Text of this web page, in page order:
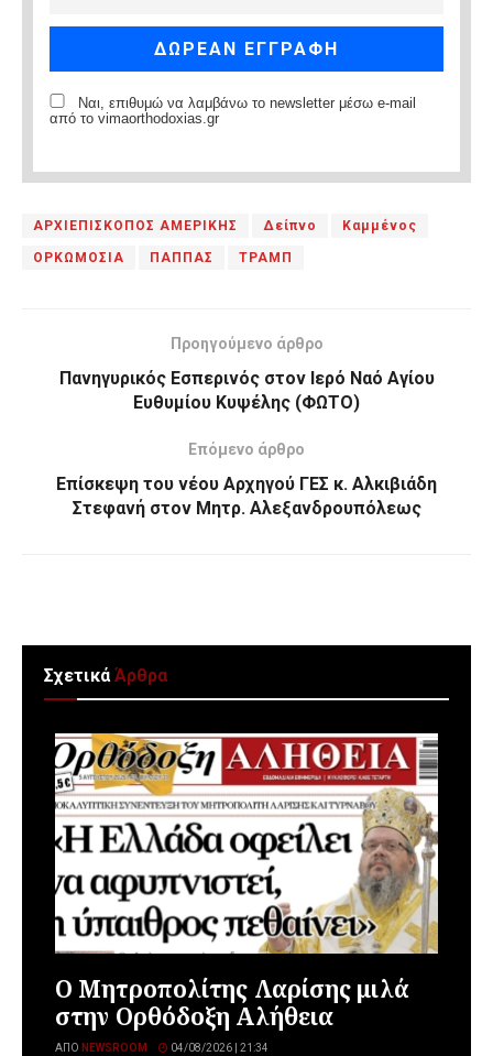
Ναι, επιθυμώ να λαμβάνω το newsletter μέσω e-mail
από το vimaorthodoxias.gr
ΑΡΧΙΕΠΙΣΚΟΠΟΣ ΑΜΕΡΙΚΗΣ Δείπνο Καμμένος
ΟΡΚΩΜΟΣΙΑ ΠΑΠΠΑΣ ΤΡΑΜΠ
Προηγούμενο άρθρο
Πανηγυρικός Εσπερινός στον Ιερό Ναό Αγίου
Ευθυμίου Κυψέλης (ΦΩΤΟ)
Επόμενο άρθρο
Επίσκεψη του νέου Αρχηγού ΓΕΣ κ. Αλκιβιάδη
Στεφανή στον Μητρ. Αλεξανδρουπόλεως
ΣχετικάΆρθρα
Ο Μητροπολίτης Λαρίσης μιλά
στην Ορθόδοξη Αλήθεια
ΑΠΌ NEWSROOM 04/08/2026 | 21:34